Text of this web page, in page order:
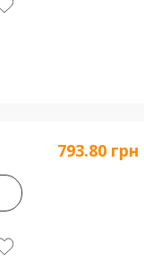
793.80 грн